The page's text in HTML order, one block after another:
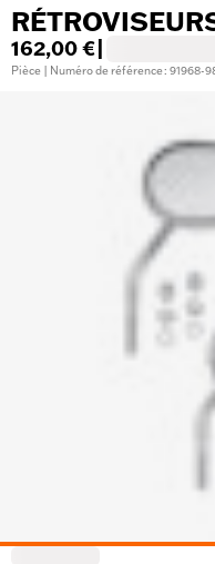
162,00 €
Pièce | Numéro de référence : 91968-